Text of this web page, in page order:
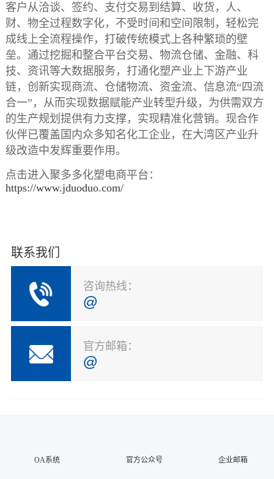
客户从洽谈、签约、支付交易到结算、收货，人、
财、物全过程数字化，不受时间和空间限制，轻松完
成线上全流程操作，打破传统模式上各种繁琐的壁
垒。通过挖掘和整合平台交易、物流仓储、金融、科
技、资讯等大数据服务，打通化塑产业上下游产业
链，创新实现商流、仓储物流、资金流、信息流“四流
合一”，从而实现数据赋能产业转型升级，为供需双方
的生产规划提供有力支撑，实现精准化营销。现合作
伙伴已覆盖国内众多知名化工企业，在大湾区产业升
级改造中发辉重要作用。
点击进入聚多多化塑电商平台：
https://www.jduoduo.com/
联系我们
咨询热线：
@
官方邮箱：
@
OA系统 官方公众号 企业邮箱